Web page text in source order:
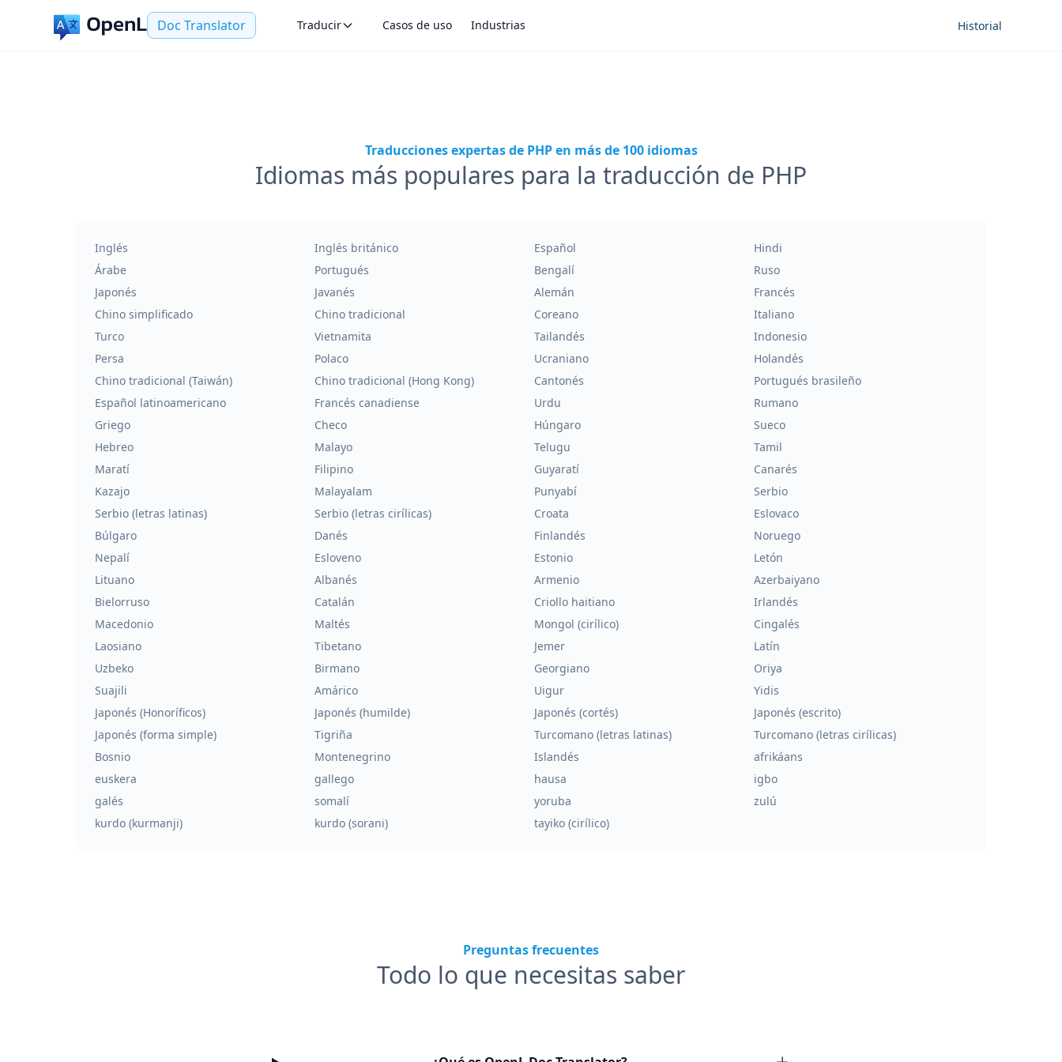
Doc Translator Traducir Casos de uso Industrias Historial
Traducciones expertas de PHP en más de 100 idiomas
Idiomas más populares para la traducción de PHP
Inglés Inglés británico Español
Hindi
Árabe
Portugués Bengalí
Ruso
Japonés
Javanés Alemán
Francés
Chino simplificado
Chino tradicional Coreano
Italiano
Turco
Vietnamita Tailandés
Indonesio
Persa
Polaco Ucraniano
Holandés
Chino tradicional (Taiwán)
Chino tradicional (Hong Kong) Cantonés
Portugués brasileño
Español latinoamericano
Francés canadiense Urdu
Rumano
Griego
Checo Húngaro
Sueco
Hebreo
Malayo Telugu
Tamil
Maratí
Filipino Guyaratí
Canarés
Kazajo
Malayalam Punyabí
Serbio
Serbio (letras latinas)
Serbio (letras cirílicas) Croata
Eslovaco
Búlgaro
Danés Finlandés
Noruego
Nepalí
Esloveno Estonio
Letón
Lituano
Albanés Armenio
Azerbaiyano
Bielorruso
Catalán Criollo haitiano
Irlandés
Macedonio
Maltés Mongol (cirílico)
Cingalés
Laosiano
Tibetano Jemer
Latín
Uzbeko
Birmano Georgiano
Oriya
Suajili
Amárico Uigur
Yidis
Japonés (Honoríficos)
Japonés (humilde) Japonés (cortés)
Japonés (escrito)
Japonés (forma simple)
Tigriña Turcomano (letras latinas)
Turcomano (letras cirílicas)
Bosnio
Montenegrino Islandés
afrikáans
euskera
gallego hausa
igbo
galés
somalí yoruba
zulú
kurdo (kurmanji)
kurdo (sorani) tayiko (cirílico)
Preguntas frecuentes
Todo lo que necesitas saber